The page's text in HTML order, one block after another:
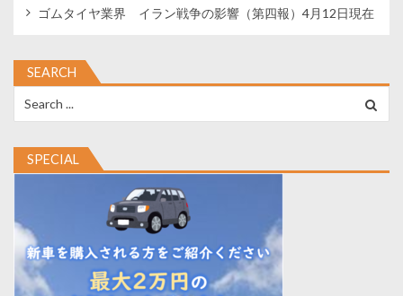
ゴムタイヤ業界 イラン戦争の影響（第四報）4月12日現在
SEARCH
for:
SPECIAL